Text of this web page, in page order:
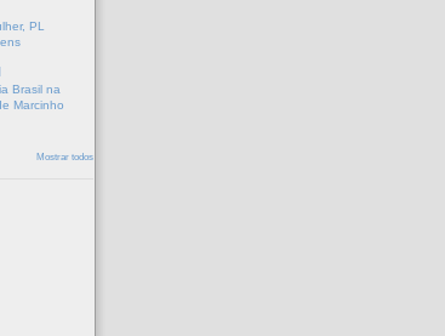
PL
Brasil na
Marcinho
Mostrar todos